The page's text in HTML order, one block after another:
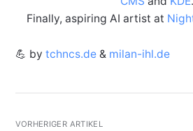
Finally, aspiring AI artist at
💪 by tchncs.de& milan-ihl.de
VORHERIGER ARTIKEL